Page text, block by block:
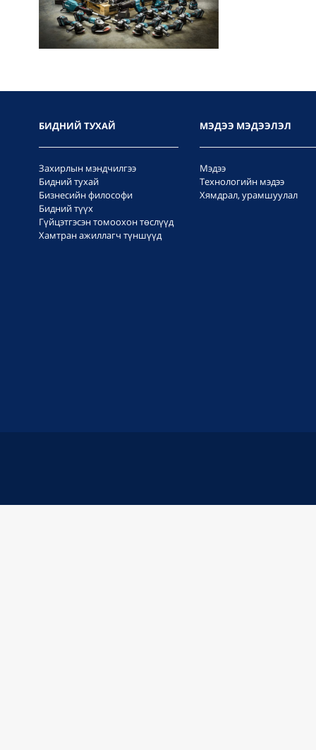
БИДНИЙ ТУХАЙ
Захирлын мэндчилгээ
Бидний тухай
Бизнесийн философи
Бидний түүх
Гүйцэтгэсэн томоохон төслүүд
Хамтран ажиллагч түншүүд
МЭДЭЭ МЭДЭЭЛЭЛ
Мэдээ
Технологийн мэдээ
Хямдрал, урамшуулал